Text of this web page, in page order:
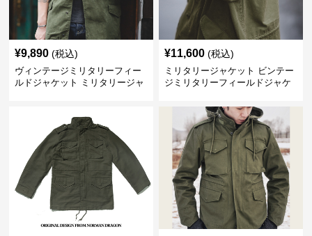
¥9,890 (税込)
ヴィンテージミリタリーフィー
ルドジャケット ミリタリージャ
¥11,600 (税込)
ミリタリージャケット ビンテー
ジミリタリーフィールドジャケ